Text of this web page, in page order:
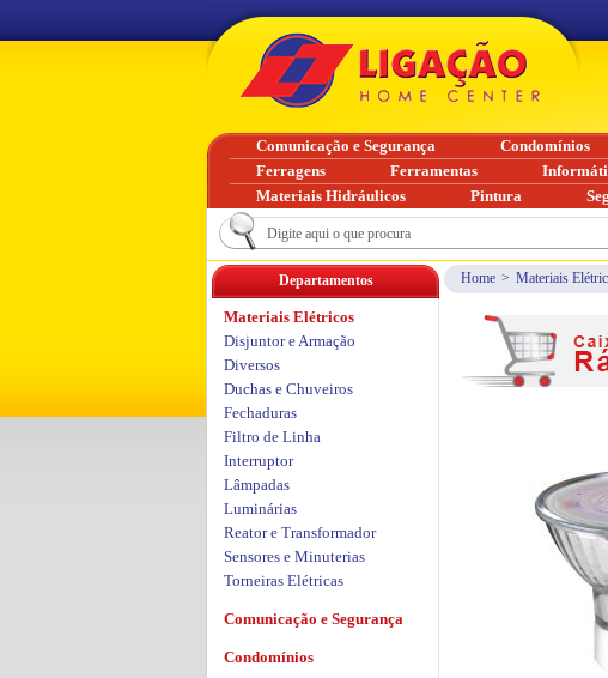
Home > Materiais
Departamentos
Materiais Elétricos
Disjuntor e Armação
Diversos
Duchas e Chuveiros
Fechaduras
Filtro de Linha
Interruptor
Lâmpadas
Luminárias
Reator e Transformador
Sensores e Minuterias
Torneiras Elétricas
Comunicação e Segurança
Condomínios
Comunicação e Segurança Condomínios
Ferragens
Ferramentas
Materiais Hidráulicos
Pintura